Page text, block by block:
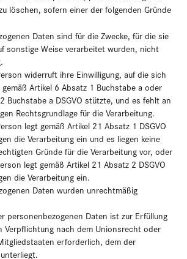
löschen, sofern einer der folgenden Gründe
Daten sind für die Zwecke, für die sie
sonstige Weise verarbeitet wurden, nicht
widerruft ihre Einwilligung, auf die sich
Artikel 6 Absatz 1 Buchstabe a oder
Buchstabe a DSGVO stützte, und es fehlt an
Rechtsgrundlage für die Verarbeitung.
legt gemäß Artikel 21 Absatz 1 DSGVO
die Verarbeitung ein und es liegen keine
Gründe für die Verarbeitung vor, oder
legt gemäß Artikel 21 Absatz 2 DSGVO
die Verarbeitung ein.
Daten wurden unrechtmäßig
personenbezogenen Daten ist zur Erfüllung
Verpflichtung nach dem Unionsrecht oder
erforderlich, dem der